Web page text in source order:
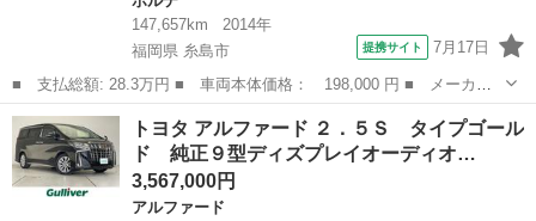
147,657km
2014年
福岡県 糸島市
提携サイト 7月17日
■ 支払総額: 28.3万円 ■ 車両本体価格： 198,000 円 ■ メーカー
名： トヨタ ■ 車種名： ポルテ ■ グレード名： Ｆ ＡＷ 地
デジフルセグＴＶ イモビライザー バックモニター スマートエン
トリー キー...
福岡 糸島市 ポルテ
トヨタ アルファード ２．５Ｓ タイプゴール
ド 純正９型ディズプレイオーディオ…
3,567,000円
アルファード